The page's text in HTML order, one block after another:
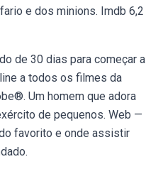
e dos minions. Imdb 6,2
de 30 dias para começar a
a todos os filmes da
Um homem que adora
de pequenos. Web —
favorito e onde assistir